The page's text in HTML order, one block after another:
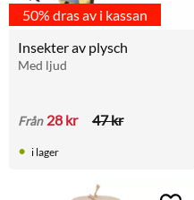
50% dras av i kassan
Insekter av plysch
Med ljud
Från 28kr 47kr
i lager